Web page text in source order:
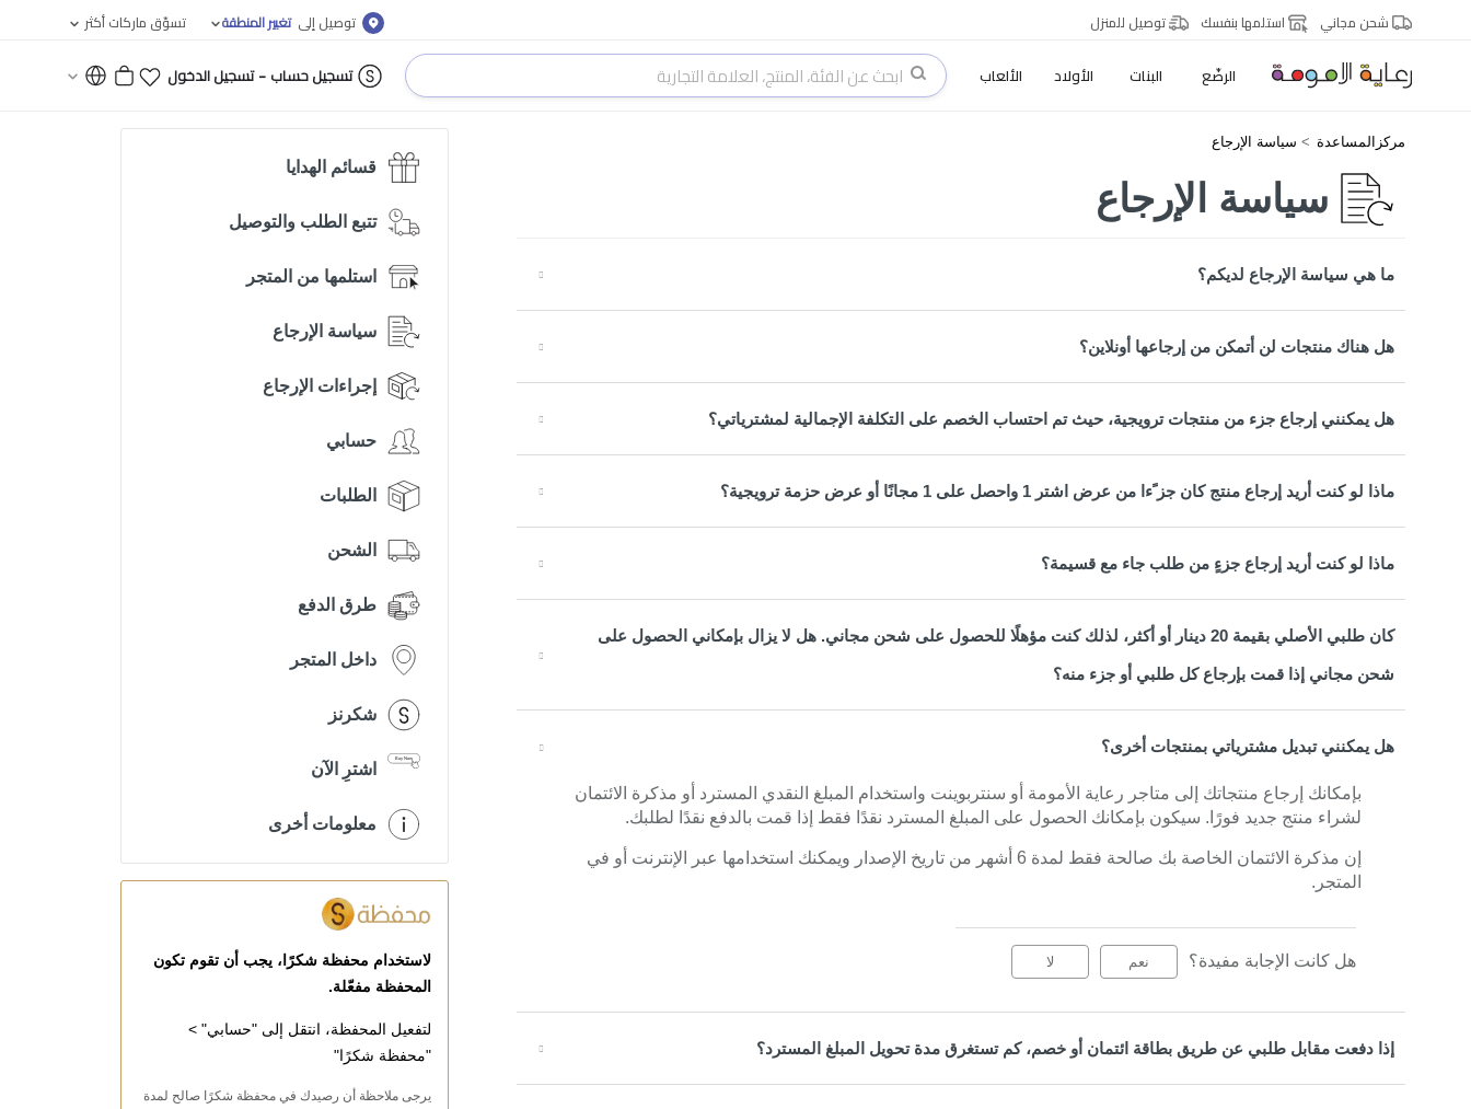
شحن مجاني استلمها بنفسك توصيل للمنزل توصيل إلى تغيير المنطقة تسوّق ماركات أكثر
الرضّع البنات الأولاد الألعاب تسجيل حساب - تسجيل الدخول
مركزالمساعدة سياسة الإرجاع
سياسة الإرجاع
ما هي سياسة الإرجاع لديكم؟
هل هناك منتجات لن أتمكن من إرجاعها أونلاين؟
هل يمكنني إرجاع جزء من منتجات ترويجية، حيث تم احتساب الخصم على التكلفة الإجمالية لمشترياتي؟
ماذا لو كنت أريد إرجاع منتج كان جز ًءا من عرض اشتر 1 واحصل على 1 مجانًا أو عرض حزمة ترويجية؟
ماذا لو كنت أريد إرجاع جزءٍ من طلب جاء مع قسيمة؟
كان طلبي الأصلي بقيمة 20 دينار أو أكثر، لذلك كنت مؤهلًا للحصول على شحن مجاني. هل لا يزال بإمكاني الحصول على
شحن مجاني إذا قمت بإرجاع كل طلبي أو جزء منه؟
هل يمكنني تبديل مشترياتي بمنتجات أخرى؟
بإمكانك إرجاع منتجاتك إلى متاجر رعاية الأمومة أو سنتربوينت واستخدام المبلغ النقدي المسترد أو مذكرة الائتمان
لشراء منتج جديد فورًا. سيكون بإمكانك الحصول على المبلغ المسترد نقدًا فقط إذا قمت بالدفع نقدًا لطلبك.
إن مذكرة الائتمان الخاصة بك صالحة فقط لمدة 6 أشهر من تاريخ الإصدار ويمكنك استخدامها عبر الإنترنت أو في
المتجر.
هل كانت الإجابة مفيدة؟ نعم لا
إذا دفعت مقابل طلبي عن طريق بطاقة ائتمان أو خصم، كم تستغرق مدة تحويل المبلغ المسترد؟
قسائم الهدايا
تتبع الطلب والتوصيل
استلمها من المتجر
سياسة الإرجاع
إجراءات الإرجاع
حسابي
الطلبات
الشحن
طرق الدفع
داخل المتجر
شكرنز
اشترِ الآن
معلومات أخرى
لاستخدام محفظة شكرًا، يجب أن تقوم تكون
المحفظة مفعّلة.
لتفعيل المحفظة، انتقل إلى "حسابي" >
"محفظة شكرًا"
يرجى ملاحظة أن رصيدك في محفظة شكرًا صالح لمدة